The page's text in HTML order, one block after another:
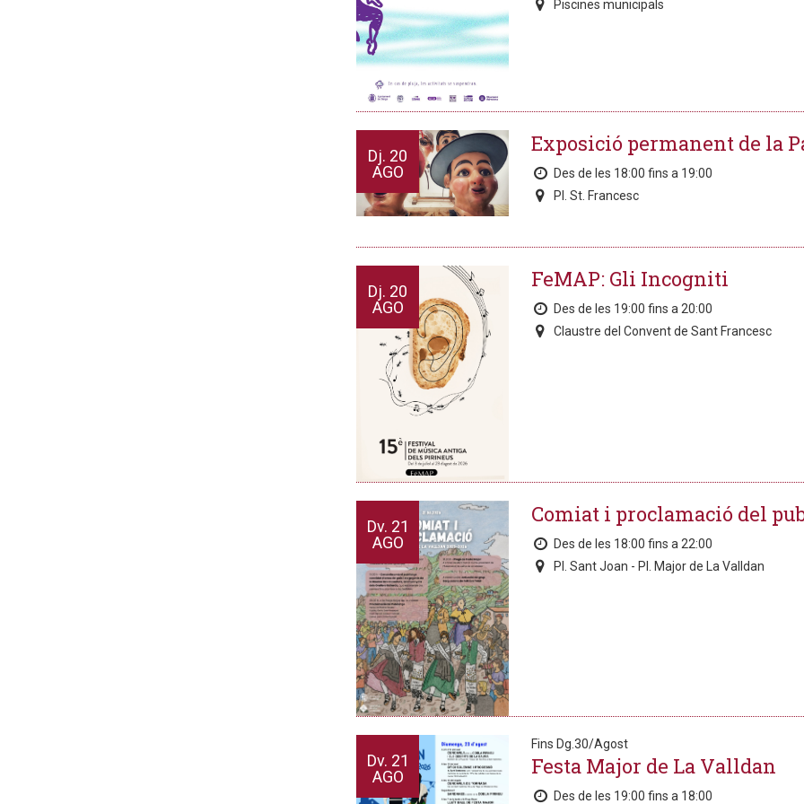
Piscines municipals
Dj. 20
AGO
Exposició permanent de la
Des de les 18:00 fins a 19:00
Pl. St. Francesc
Dj. 20
AGO
FeMAP: Gli Incogniti
Des de les 19:00 fins a 20:00
Claustre del Convent de Sant Francesc
Dv. 21
AGO
Comiat i proclamació del
Des de les 18:00 fins a 22:00
Pl. Sant Joan - Pl. Major de La Valldan
Dv. 21
AGO
Fins Dg.30/Agost
Festa Major de La Valldan
Des de les 19:00 fins a 18:00